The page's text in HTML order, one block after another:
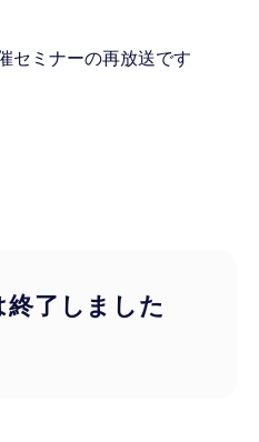
セミナーの再放送です
終了しました